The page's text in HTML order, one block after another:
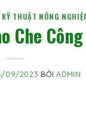
KỸ THUẬT NÔNG
Che
09/2023 BỞIADMIN